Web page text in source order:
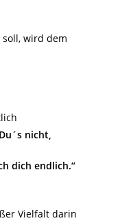
wird dem
nicht,
dich endlich.“
Vielfalt darin